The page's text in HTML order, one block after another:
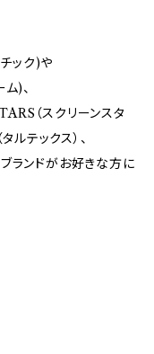
ック)や
)、
（スクリーンスタ
ルテックス）、
ランドがお好きな方に